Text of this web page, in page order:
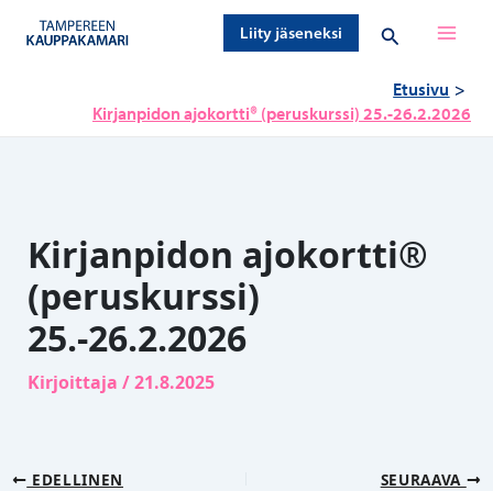
sisältöön
Liity jäseneksi Hae
Etusivu
Kirjanpidon ajokortti® (peruskurssi) 25.-26.2.2026
Kirjanpidon ajokortti®
(peruskurssi)
25.-26.2.2026
Kirjoittaja /21.8.2025
EDELLINEN SEURAAVA